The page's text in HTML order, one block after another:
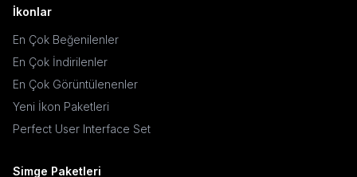
İkonlar
En Çok Beğenilenler
En Çok İndirilenler
En Çok Görüntülenenler
Yeni İkon Paketleri
Perfect User Interface Set
Simge Paketleri